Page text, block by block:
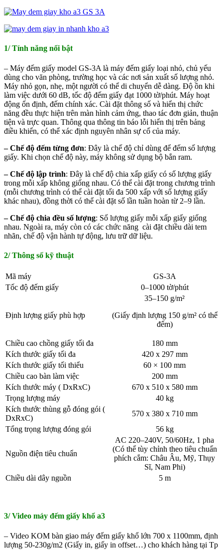
1/ Tính năng nổi bật
– Máy đếm giấy model GS-3A là máy đếm giấy loại nhỏ, chủ yếu
dùng cho văn phòng, trường học và các nơi sản xuất số lượng nhỏ.
Máy nhỏ gọn, nhẹ, một người có thể di chuyển dễ dàng. Độ ồn khi
làm việc dưới 60 dB, tốc độ đếm giấy đạt 1000 tờ/phút. Máy hoạt
động ổn định, đếm chính xác. Cài đặt thông số và hiển thị chức
năng đều thực hiện trên màn hình cảm ứng, thao tác đơn giản, thuận
tiện và trực quan. Thông qua thông tin báo lỗi hiển thị trên bảng
điều khiển, có thể xác định nguyên nhân sự cố của máy.
– Chế độ đếm từng đơn: Đây là chế độ chỉ dùng để đếm số lượng
giấy. Khi chọn chế độ này, máy không sử dụng bộ bắn ram.
– Chế độ lập trình: Đây là chế độ chia xấp giấy có số lượng giấy
trong mỗi xấp không giống nhau. Có thể cài đặt trong chương trình
(mỗi chương trình có thể cài đặt tối đa 500 xấp với số lượng giấy
khác nhau), đồng thời có thể cài đặt số lần tuần hoàn từ 2–9 lần.
– Chế độ chia đều số lượng: Số lượng giấy mỗi xấp giấy giống
nhau. Ngoài ra, máy còn có các chức năng cài đặt chiều dài tem
nhãn, chế độ vận hành tự động, lưu trữ dữ liệu.
2/ Thông số kỹ thuật
Mã máy
GS-3A
Tốc độ đếm giấy
0–1000 tờ/phút
Định lượng giấy phù hợp
35–150 g/m²
(Giấy định lượng 150 g/m² có thể
đếm)
Chiều cao chồng giấy tối đa
180 mm
Kích thước giấy tối đa
420 x 297 mm
Kích thước giấy tối thiểu
60 × 100 mm
Chiều cao bàn làm việc
200 mm
Kích thước máy ( DxRxC)
670 x 510 x 580 mm
Trọng lượng máy
40 kg
Kích thước thùng gỗ đóng gói (
DxRxC)
570 x 380 x 710 mm
Tổng trọng lượng đóng gói
56 kg
Nguồn điện tiêu chuẩn
AC 220–240V, 50/60Hz, 1 pha
(Có thể tùy chỉnh theo tiêu chuẩn
phích cắm: Châu Âu, Mỹ, Thụy
Sĩ, Nam Phi)
Chiều dài dây nguồn
5 m
3/ Video máy đếm giấy khổ a3
– Video KOM bàn giao máy đếm giấy khổ lớn 700 x 1100mm, định
lượng 50-230g/m2 (Giấy in, giấy in offset…) cho khách hàng tại Tp